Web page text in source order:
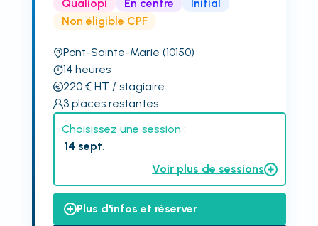
Qualiopi En centre
Initial
Non éligible CPF
Pont-Sainte-Marie (10150)
14 heures
220€ HT / stagiaire
3 places restantes
Choisissez une session :
14 sept.
Voir plus de sessions
Plus d'infos et réserver